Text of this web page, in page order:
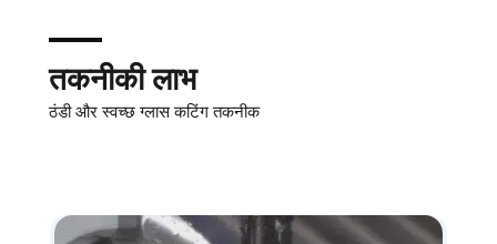
तकनीकी लाभ
ठंडी और स्वच्छ ग्लास कटिंग तकनीक